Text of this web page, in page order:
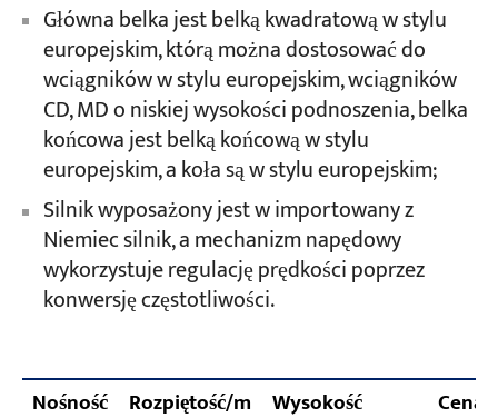
Główna belka jest belką kwadratową w stylu
europejskim, którą można dostosować do
wciągników w stylu europejskim, wciągników
CD, MD o niskiej wysokości podnoszenia, belka
końcowa jest belką końcową w stylu
europejskim, a koła są w stylu europejskim;
Silnik wyposażony jest w importowany z
Niemiec silnik, a mechanizm napędowy
wykorzystuje regulację prędkości poprzez
konwersję częstotliwości.
Nośność Rozpiętość/m Wysokość Cena/